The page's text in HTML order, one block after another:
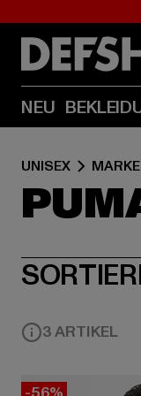
NEU
UNISEX
3 ARTIKEL